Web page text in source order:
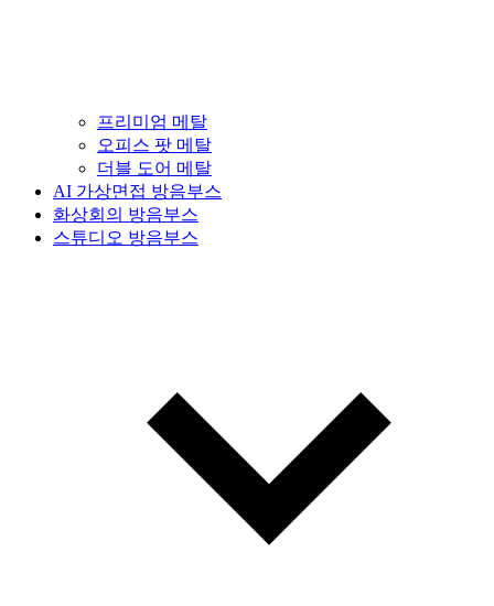
프리미엄 메탈
오피스 팟 메탈
더블 도어 메탈
AI 가상면접 방음부스
화상회의 방음부스
스튜디오 방음부스